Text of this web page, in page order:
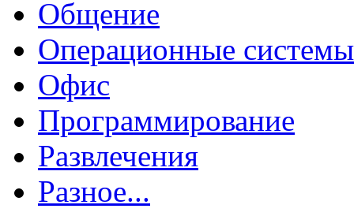
Общение
Операционные системы
Офис
Программирование
Развлечения
Разное...